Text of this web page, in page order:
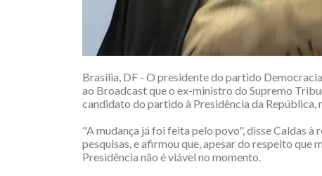
Brasília, DF - O presidente do partido
ao Broadcast que o ex-ministro do Supremo
candidato do partido à Presidência da
"A mudança já foi feita pelo povo", disse Caldas
pesquisas, e afirmou que, apesar do respeito que
Presidência não é viável no momento.